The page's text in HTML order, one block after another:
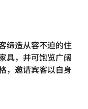
缔造从容不迫的住
具，并可饱览广阔
，邀请宾客以自身